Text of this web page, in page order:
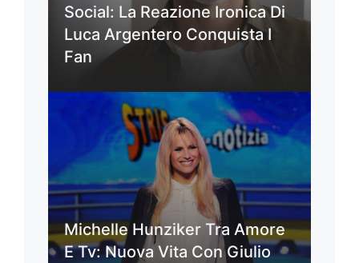
Social: La Reazione Ironica Di
Luca Argentero Conquista I
Fan
Michelle Hunziker Tra Amore
E Tv: Nuova Vita Con Giulio